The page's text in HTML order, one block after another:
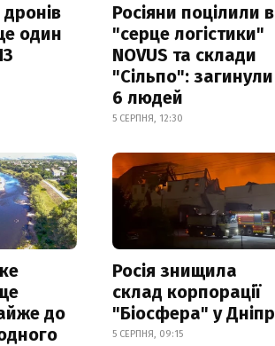
один
Росіяни поцілили в
"серце логістики"
NOVUS та склади
"Сільпо": загинули
6 людей
5 СЕРПНЯ, 12:30
до
Росія знищила
склад корпорації
"Біосфера" у
5 СЕРПНЯ, 09:15